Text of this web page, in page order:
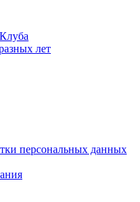
лет
персональных данных